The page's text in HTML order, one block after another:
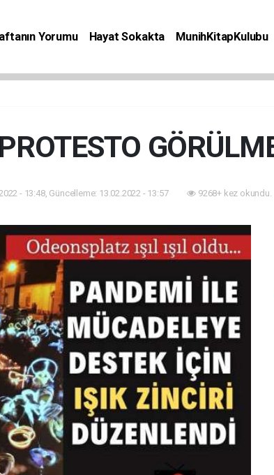
Yorumu Hayat Sokakta MunihKitapKulubu
- 13:48, Güncelleme: 13.02.2022 - 13:57 9268+ kez okundu.